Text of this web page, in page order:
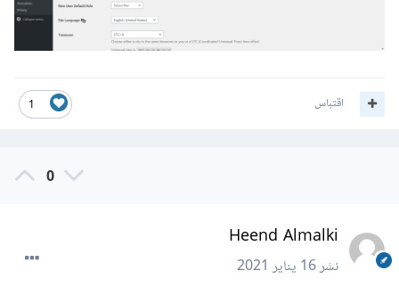
1 اقتباس
0
Heend Almalki
نشر16 يناير 2021